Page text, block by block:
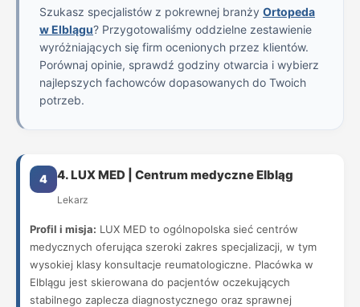
Szukasz specjalistów z pokrewnej branży Ortopeda
w Elblągu? Przygotowaliśmy oddzielne zestawienie
wyróżniających się firm ocenionych przez klientów.
Porównaj opinie, sprawdź godziny otwarcia i wybierz
najlepszych fachowców dopasowanych do Twoich
potrzeb.
4 4. LUX MED | Centrum medyczne Elbląg
Lekarz
Profil i misja: LUX MED to ogólnopolska sieć centrów
medycznych oferująca szeroki zakres specjalizacji, w tym
wysokiej klasy konsultacje reumatologiczne. Placówka w
Elblągu jest skierowana do pacjentów oczekujących
stabilnego zaplecza diagnostycznego oraz sprawnej